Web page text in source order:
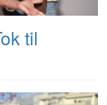
til